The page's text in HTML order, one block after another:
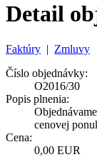
Detail
Faktúry | Zmluvy
Číslo objednávky:
O2016/30
Popis plnenia:
cenovej
Cena:
0,00 EUR